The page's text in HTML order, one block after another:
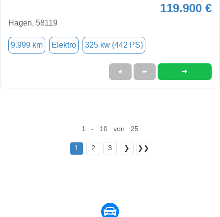
119.900 €
Hagen, 58119
9.999 km Elektro 325 kw (442 PS)
★ ➦ ➜
1 - 10 von 25
1 2 3 ❯ ❯❯